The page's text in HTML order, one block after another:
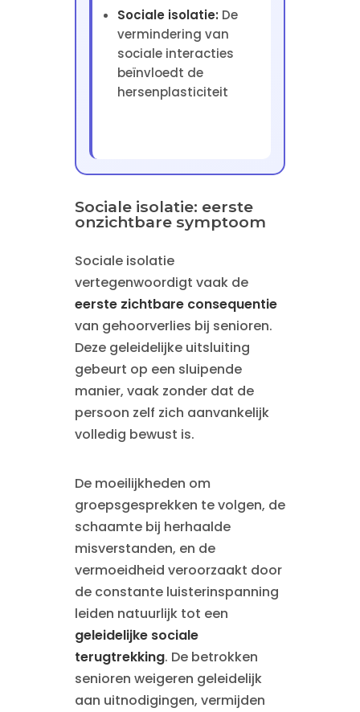
Sociale isolatie: De
vermindering van
sociale interacties
beïnvloedt de
hersenplasticiteit
Sociale isolatie: eerste
onzichtbare symptoom
Sociale isolatie
vertegenwoordigt vaak de
eerste zichtbare consequentie
van gehoorverlies bij senioren.
Deze geleidelijke uitsluiting
gebeurt op een sluipende
manier, vaak zonder dat de
persoon zelf zich aanvankelijk
volledig bewust is.
De moeilijkheden om
groepsgesprekken te volgen, de
schaamte bij herhaalde
misverstanden, en de
vermoeidheid veroorzaakt door
de constante luisterinspanning
leiden natuurlijk tot een
geleidelijke sociale
terugtrekking. De betrokken
senioren weigeren geleidelijk
aan uitnodigingen, vermijden